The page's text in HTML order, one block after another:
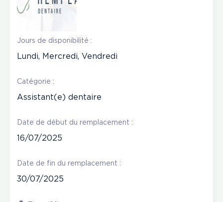
Jours de disponibilité :
Lundi, Mercredi, Vendredi
Catégorie :
Assistant(e) dentaire
Date de début du remplacement :
16/07/2025
Date de fin du remplacement :
30/07/2025